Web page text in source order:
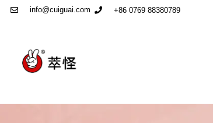
info@cuiguai.com +86 0769 88380789